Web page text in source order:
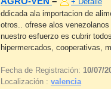
ddicada ala importacion de
otros.. ofrese alos
nuestro esfuerzo es cubrir
hipermercados, cooperativas,
Fecha de Registración: 10/07/
Localización : valencia